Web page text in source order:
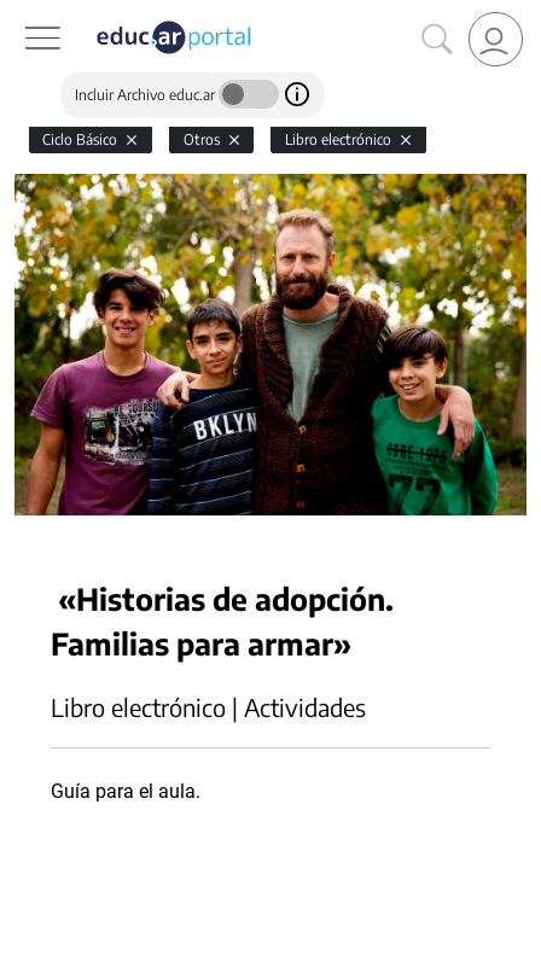
Incluir Archivo educ.ar
Ciclo Básico Otros Libro electrónico
«Historias de adopción.
Familias para armar»
Libro electrónico | Actividades
Guía para el aula.